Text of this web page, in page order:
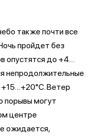
также почти все
пройдет без
опустятся до +4…
непродолжительные
Ветер
порывы могут
центре
ожидается,